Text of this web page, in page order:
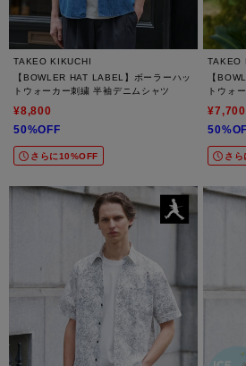
TAKEO KIKUCHI
【BOWLER HAT LABEL】ボーラーハッ
トウォーカー刺繍 半袖デニムシャツ
¥8,800
50%OFF
さらに10%OFF
TAKEO
【
トウォ
¥7,700
さら